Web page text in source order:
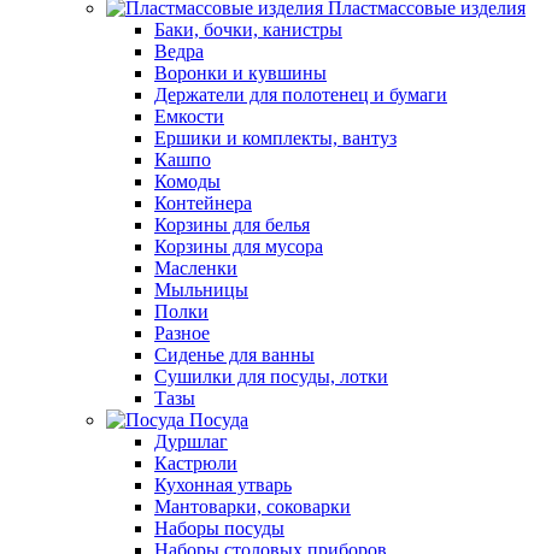
Пластмассовые изделия
Баки, бочки, канистры
Ведра
Воронки и кувшины
Держатели для полотенец и бумаги
Емкости
Ершики и комплекты, вантуз
Кашпо
Комоды
Контейнера
Корзины для белья
Корзины для мусора
Масленки
Мыльницы
Полки
Разное
Сиденье для ванны
Сушилки для посуды, лотки
Тазы
Посуда
Дуршлаг
Кастрюли
Кухонная утварь
Мантоварки, соковарки
Наборы посуды
Наборы столовых приборов